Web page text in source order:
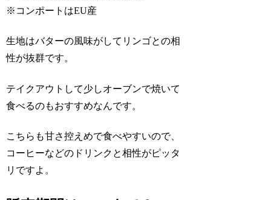
※コンポートはEU産
生地はバターの風味がしてリンゴとの相
性が抜群です。
テイクアウトして少しオーブンで焼いて
食べるのもおすすめなんです。
こちらも甘さ控えめで食べやすいので、
コーヒーなどのドリンクと相性がピッタ
リですよ。